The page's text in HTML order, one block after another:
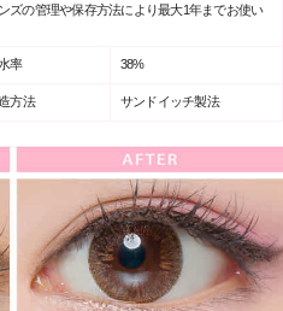
ズの管理や保存方法により最大1年までお使い
率 38%
方法 サンドイッチ製法